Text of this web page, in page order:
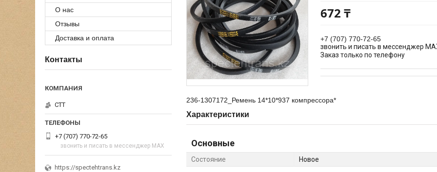
672 ₸
+7 (707) 770-72-65
звонить и писать в мессенджер
Заказ только по телефону
236-1307172_Ремень 14*10*937 компpессоpа*
Характеристики
Основные
Состояние Новое
О нас
Отзывы
Доставка и оплата
Контакты
СТТ
+7 (707) 770-72-65
звонить и писать в мессенджер MAX
https://spectehtrans.kz